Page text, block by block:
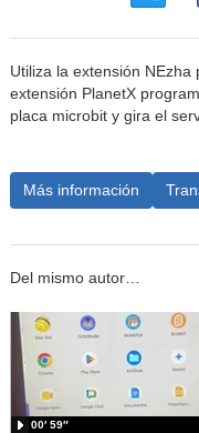
Utiliza la extensión
extensión PlanetX
placa microbit y gira el
Más información
Del mismo autor…
00′ 59″